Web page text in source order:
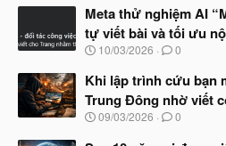
ầ
u
à
b
ắ
đ
ầ
u
Meta thử nghiệm AI
tự viết bài và tối ưu
N
à
b
ắ
10/03/2026 0
Khi lập trình cứu bạn
Trung Đông nhờ viết
N
09/03/2026 0